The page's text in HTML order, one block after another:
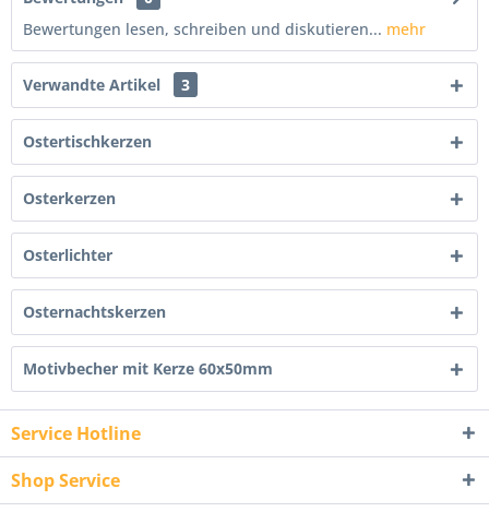
Bewertungen lesen, schreiben und diskutieren... mehr
Verwandte Artikel 3
Ostertischkerzen
Osterkerzen
Osterlichter
Osternachtskerzen
Motivbecher mit Kerze 60x50mm
Service Hotline
Shop Service